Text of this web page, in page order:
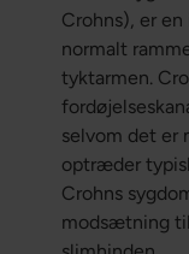
Crohns), er
normalt
tyktarmen.
selvom det er
optræder
Crohns
modsætning